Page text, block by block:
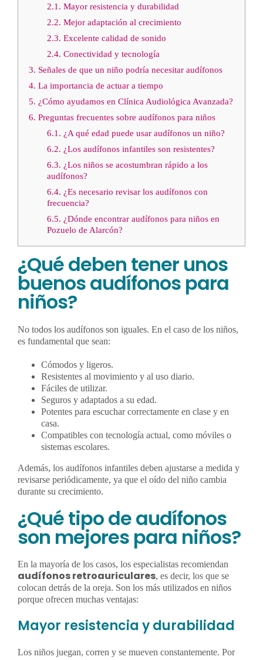
2.1. Mayor resistencia y durabilidad
2.2. Mejor adaptación al crecimiento
2.3. Excelente calidad de sonido
2.4. Conectividad y tecnología
3. Señales de que un niño podría necesitar audífonos
4. La importancia de actuar a tiempo
5. ¿Cómo ayudamos en Clínica Audiológica Avanzada?
6. Preguntas frecuentes sobre audífonos para niños
6.1. ¿A qué edad puede usar audífonos un niño?
6.2. ¿Los audífonos infantiles son resistentes?
6.3. ¿Los niños se acostumbran rápido a los
audífonos?
6.4. ¿Es necesario revisar los audífonos con
frecuencia?
6.5. ¿Dónde encontrar audífonos para niños en
Pozuelo de Alarcón?
¿Qué deben tener unos
buenos audífonos para
niños?
No todos los audífonos son iguales. En el caso de los niños,
es fundamental que sean:
Cómodos y ligeros.
Resistentes al movimiento y al uso diario.
Fáciles de utilizar.
Seguros y adaptados a su edad.
Potentes para escuchar correctamente en clase y en
casa.
Compatibles con tecnología actual, como móviles o
sistemas escolares.
Además, los audífonos infantiles deben ajustarse a medida y
revisarse periódicamente, ya que el oído del niño cambia
durante su crecimiento.
¿Qué tipo de audífonos
son mejores para niños?
En la mayoría de los casos, los especialistas recomiendan
audífonos retroauriculares, es decir, los que se
colocan detrás de la oreja. Son los más utilizados en niños
porque ofrecen muchas ventajas:
Mayor resistencia y durabilidad
Los niños juegan, corren y se mueven constantemente. Por